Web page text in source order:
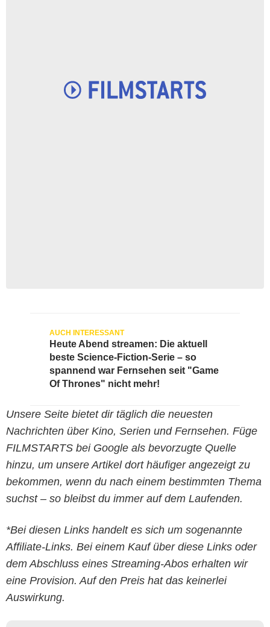
Heute Abend streamen: Die aktuell
beste Science-Fiction-Serie – so
spannend war Fernsehen seit "Game
Of Thrones" nicht mehr!
Unsere Seite bietet dir täglich die neuesten
Nachrichten über Kino, Serien und Fernsehen. Füge
FILMSTARTS bei Google als bevorzugte Quelle
hinzu, um unsere Artikel dort häufiger angezeigt zu
bekommen, wenn du nach einem bestimmten Thema
suchst – so bleibst du immer auf dem Laufenden.
*Bei diesen Links handelt es sich um sogenannte
Affiliate-Links. Bei einem Kauf über diese Links oder
dem Abschluss eines Streaming-Abos erhalten wir
eine Provision. Auf den Preis hat das keinerlei
Auswirkung.